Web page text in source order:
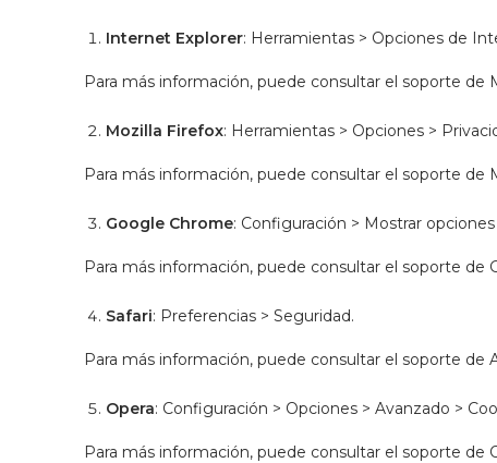
Internet Explorer: Herramientas > Opciones de
Para más información, puede consultar el soporte de
Mozilla Firefox: Herramientas > Opciones >
Para más información, puede consultar el soporte de
Google Chrome: Configuración > Mostrar
Para más información, puede consultar el soporte de
Safari: Preferencias > Seguridad.
Para más información, puede consultar el soporte de
Opera: Configuración > Opciones > Avanzado >
Para más información, puede consultar el soporte de